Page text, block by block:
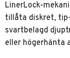
LinerLock-
tillåta diskret,
svartbelagd
eller högerhänta